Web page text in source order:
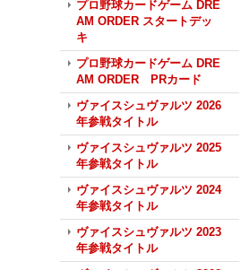
プロ野球カードゲーム DRE
AM ORDER スタートデッ
キ
プロ野球カードゲーム DRE
AM ORDER PRカード
ヴァイスシュヴァルツ 2026
年参戦タイトル
ヴァイスシュヴァルツ 2025
年参戦タイトル
ヴァイスシュヴァルツ 2024
年参戦タイトル
ヴァイスシュヴァルツ 2023
年参戦タイトル